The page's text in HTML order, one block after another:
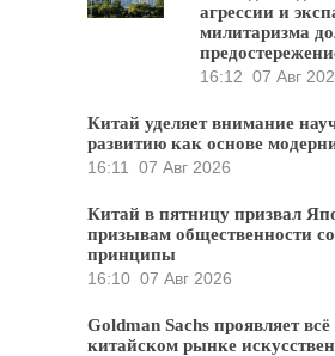
агрессии и
милитаризма
16:12 07 Авг
Китай уделяет внимание
развитию как основе
16:11
07 Авг 2026
Китай в пятницу призвал
призывам общественности
принципы
16:10 07 Авг 2026
Goldman Sachs проявляет
китайском рынке